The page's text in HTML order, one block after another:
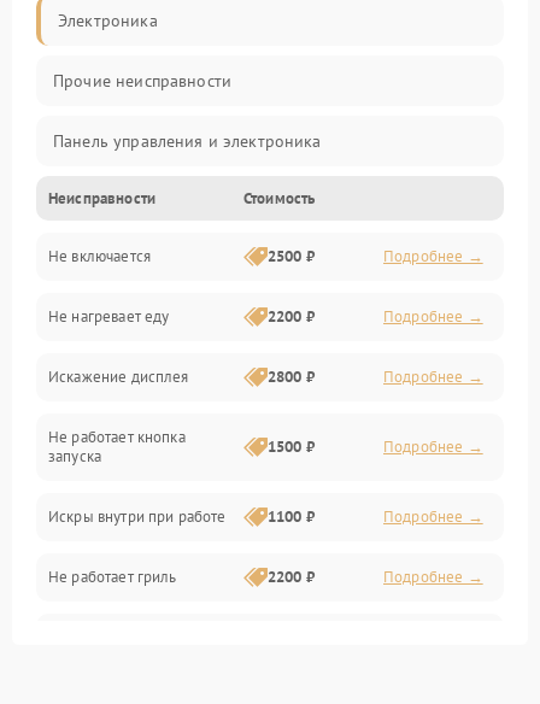
Электроника
Прочие неисправности
Панель управления и электроника
Дверца и корпус
Механика и внутренние элементы
Механические повреждения
Питание и запуск
Нагрев и приготовление
Программное обеспечение
Неисправности Стоимость
Не включается 2500 ₽ Подробнее →
Не нагревает еду 2200 ₽ Подробнее →
Искажение дисплея 2800 ₽ Подробнее →
Не работает кнопка
запуска
1500 ₽ Подробнее →
Искры внутри при работе 1100 ₽ Подробнее →
Не работает гриль 2200 ₽ Подробнее →